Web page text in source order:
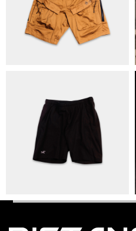
© Copyright All rights reserved
+38 063 502 60 83
КИЇВ, ВАЛЕРІЯ ЛОБАНОВСЬКОГО